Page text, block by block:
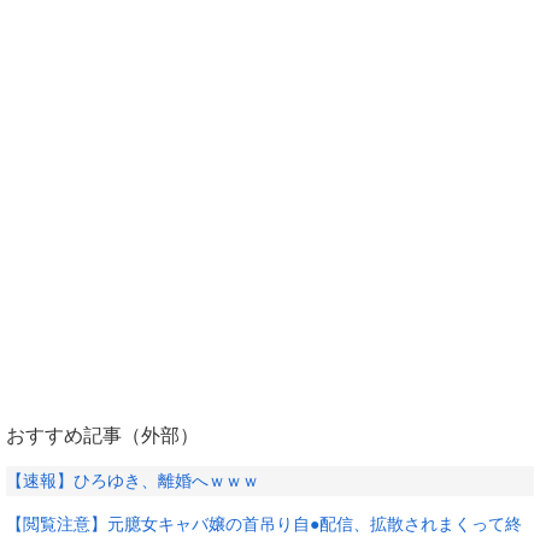
おすすめ記事（外部）
【速報】ひろゆき、離婚へｗｗｗ
【閲覧注意】元臆女キャバ嬢の首吊り自●配信、拡散されまくって終